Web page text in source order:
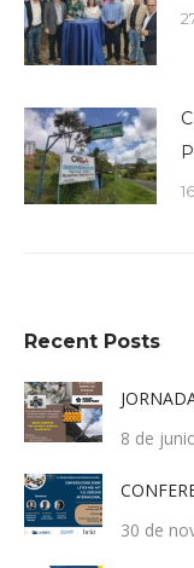
Recent Posts
8 de
30 de